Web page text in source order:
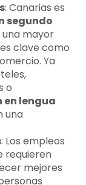
: Canarias es
segundo
mayor
clave como
Ya
o
lengua
una
: Los empleos
requieren
mejores